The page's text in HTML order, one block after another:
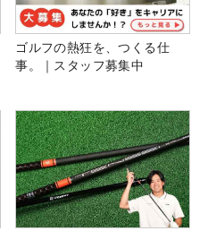
ゴルフの熱狂を、つくる仕
事。｜スタッフ募集中